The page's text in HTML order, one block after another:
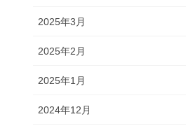
2025年3月
2025年2月
2025年1月
2024年12月